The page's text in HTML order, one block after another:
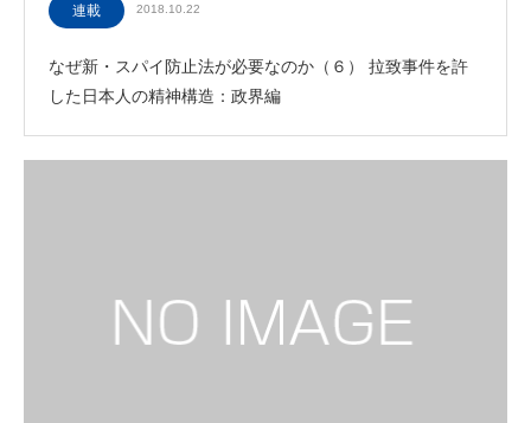
連載 2018.10.22
なぜ新・スパイ防止法が必要なのか（６） 拉致事件を許
した日本人の精神構造：政界編